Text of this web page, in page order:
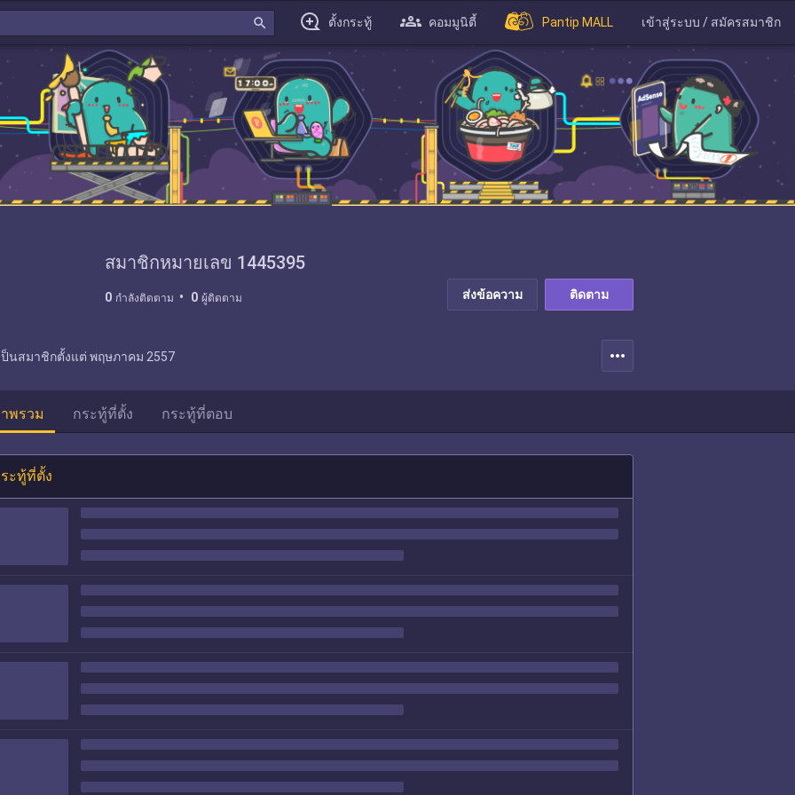
search ตั้งกระทู้ คอมมูนิตี้ Pantip MALL เข้าสู่ระบบ / สมัครสมาชิก
สมาชิกหมายเลข 1445395
0 กำลังติดตาม 0 ผู้ติดตาม ส่งข้อความ ติดตาม
ป็นสมาชิกตั้งแต่ พฤษภาคม 2557 more_horiz
พรวม กระทู้ที่ตั้ง กระทู้ที่ตอบ
ะทู้ที่ตั้ง